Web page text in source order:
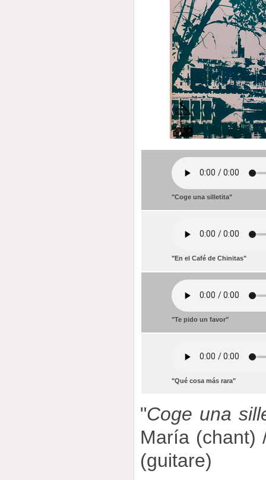
"Coge una silletita"
"En el Café de Chinitas"
"Te pido un favor"
"Qué cosa más rara"
"Coge una
María (chant)
(guitare)